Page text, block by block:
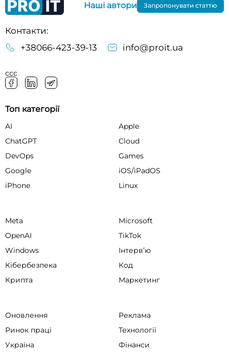
Контакти:
+38066-423-39-13
info@proit.ua
ссс
Наші автори Запропонувати статтю
Топ категорії
AI
Apple
ChatGPT
Cloud
DevOps
Games
Google
iOS/iPadOS
iPhone
Linux
Meta
Microsoft
OpenAI
TikTok
Windows
Інтервʼю
Кібербезпека
Код
Крипта
Маркетинг
Оновлення
Реклама
Ринок праці
Технології
Україна
Фінанси